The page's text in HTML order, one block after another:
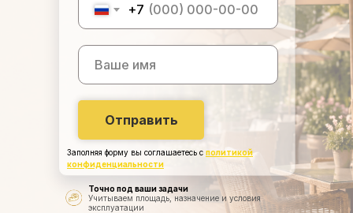
+7
Отправить
Заполняя форму вы соглашаетесь с политикой
конфиденциальности
Точно под ваши задачи
Учитываем площадь, назначение и условия
эксплуатации